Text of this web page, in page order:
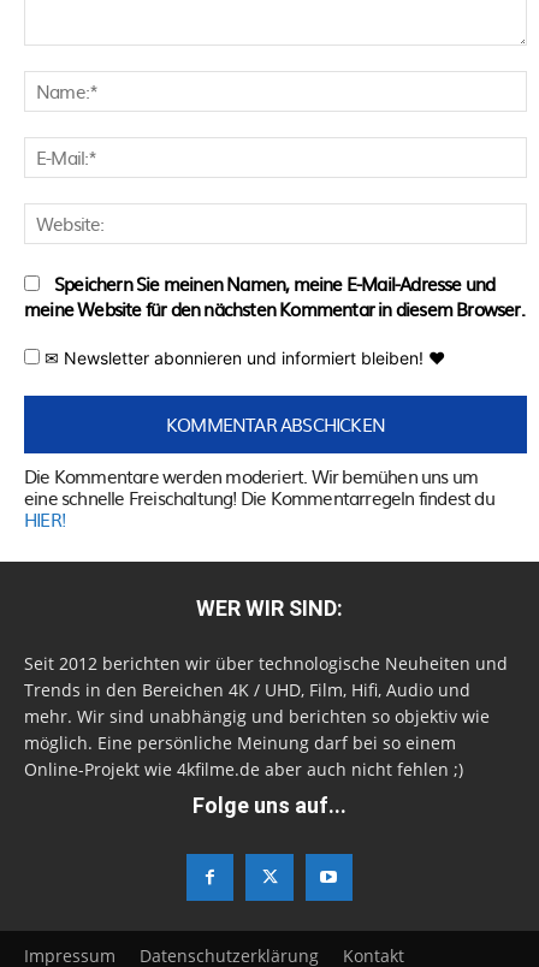
Speichern Sie meinen Namen, meine E-Mail-Adresse und
meine Website für den nächsten Kommentar in diesem Browser.
✉ Newsletter abonnieren und informiert bleiben! ♥
Die Kommentare werden moderiert. Wir bemühen uns um
eine schnelle Freischaltung! Die Kommentarregeln findest du
HIER!
WER WIR SIND:
Seit 2012 berichten wir über technologische Neuheiten und
Trends in den Bereichen 4K / UHD, Film, Hifi, Audio und
mehr. Wir sind unabhängig und berichten so objektiv wie
möglich. Eine persönliche Meinung darf bei so einem
Online-Projekt wie 4kfilme.de aber auch nicht fehlen ;)
Folge uns auf...
Impressum Datenschutzerklärung Kontakt